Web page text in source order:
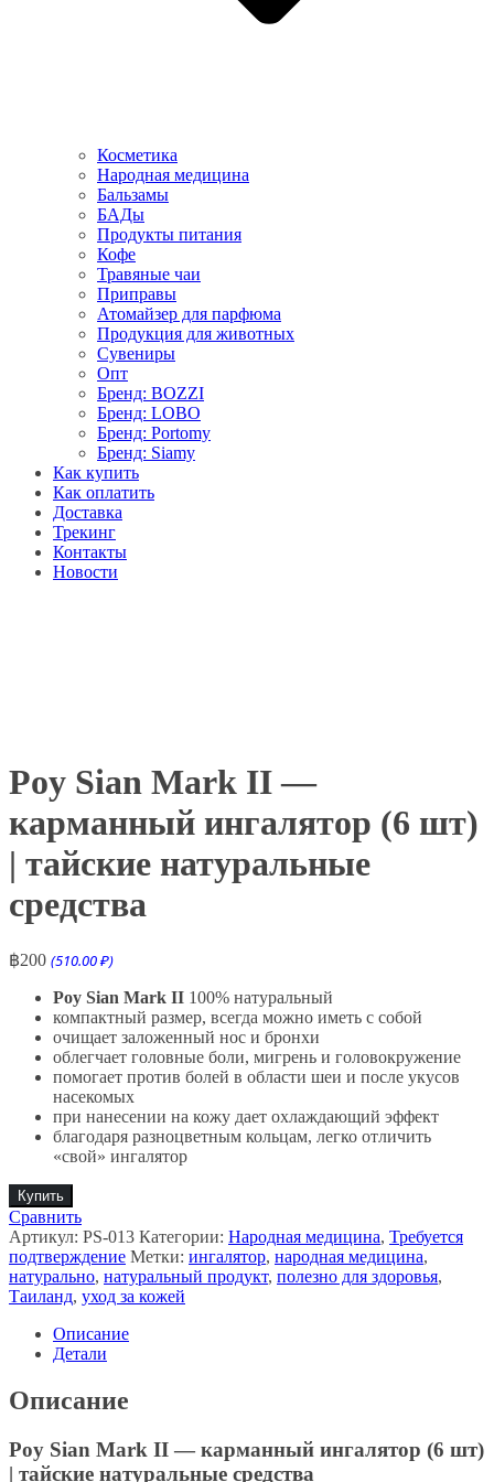
Косметика
Народная медицина
Бальзамы
БАДы
Продукты питания
Кофе
Травяные чаи
Приправы
Атомайзер для парфюма
Продукция для животных
Сувениры
Опт
Бренд: BOZZI
Бренд: LOBO
Бренд: Portomy
Бренд: Siamy
Как купить
Как оплатить
Доставка
Трекинг
Контакты
Новости
Poy Sian Mark II —
карманный ингалятор (6 шт)
| тайские натуральные
средства
฿200 (510.00 ₽)
Poy Sian Mark II 100% натуральный
компактный размер, всегда можно иметь с собой
очищает заложенный нос и бронхи
облегчает головные боли, мигрень и головокружение
помогает против болей в области шеи и после укусов
насекомых
при нанесении на кожу дает охлаждающий эффект
благодаря разноцветным кольцам, легко отличить
«свой» ингалятор
Купить
Сравнить
Артикул: PS-013 Категории: Народная медицина, Требуется
подтверждение Метки: ингалятор, народная медицина,
натурально, натуральный продукт, полезно для здоровья,
Таиланд, уход за кожей
Описание
Детали
Описание
Poy Sian Mark II — карманный ингалятор (6 шт)
| тайские натуральные средства